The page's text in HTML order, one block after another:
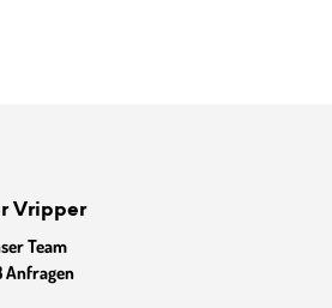
Vripper
Team
Anfragen